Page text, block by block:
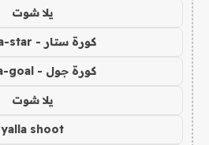
يلا شوت
كورة ستار - koora-star
كورة جول - koora-goal
يلا شوت
yalla shoot